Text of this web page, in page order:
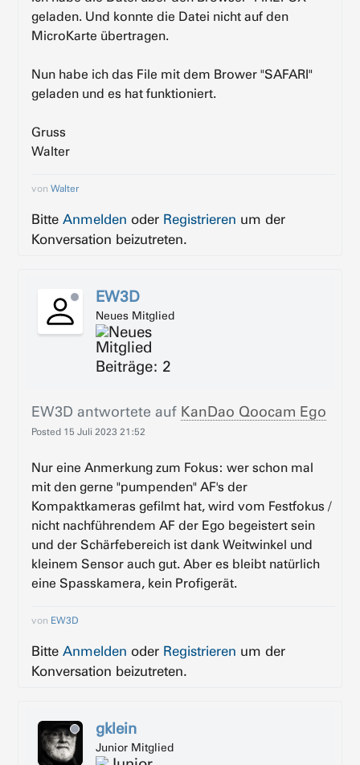
geladen. Und konnte die Datei nicht auf den
MicroKarte übertragen.
Nun habe ich das File mit dem Brower "SAFARI"
geladen und es hat funktioniert.
Gruss
Walter
vonWalter
BitteAnmelden oder Registrieren um der
Konversation beizutreten.
EW3D
Neues Mitglied
Beiträge: 2
EW3D antwortete auf KanDao Qoocam Ego
Posted 15 Juli 2023 21:52
Nur eine Anmerkung zum Fokus: wer schon mal
mit den gerne "pumpenden" AF's der
Kompaktkameras gefilmt hat, wird vom Festfokus /
nicht nachführendem AF der Ego begeistert sein
und der Schärfebereich ist dank Weitwinkel und
kleinem Sensor auch gut. Aber es bleibt natürlich
eine Spasskamera, kein Profigerät.
von EW3D
BitteAnmelden oder Registrieren um der
Konversation beizutreten.
gklein
Junior Mitglied